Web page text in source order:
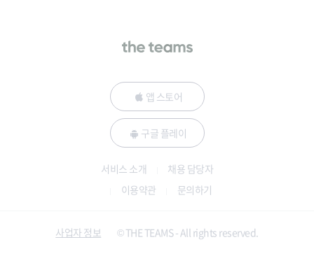
앱 스토어
구글 플레이
서비스 소개
채용 담당자
이용약관
문의하기
사업자 정보 © THE TEAMS - All rights reserved.